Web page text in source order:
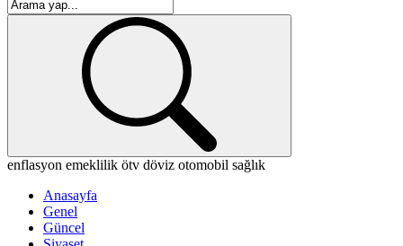
enflasyon emeklilik ötv döviz otomobil sağlık
Anasayfa
Genel
Güncel